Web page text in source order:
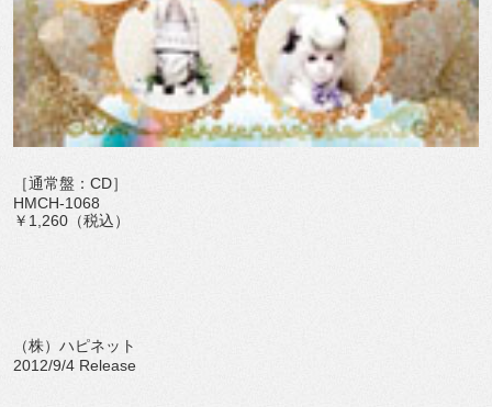
［通常盤：CD］
HMCH-1068
￥1,260（税込）
（株）ハピネット
2012/9/4 Release